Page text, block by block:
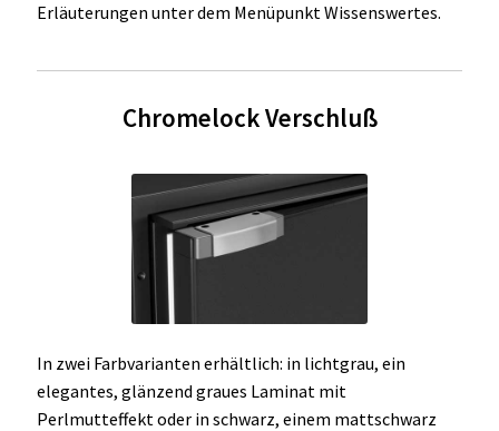
Erläuterungen unter dem Menüpunkt Wissenswertes.
Chromelock Verschluß
In zwei Farbvarianten erhältlich: in lichtgrau, ein
elegantes, glänzend graues Laminat mit
Perlmutteffekt oder in schwarz, einem mattschwarz